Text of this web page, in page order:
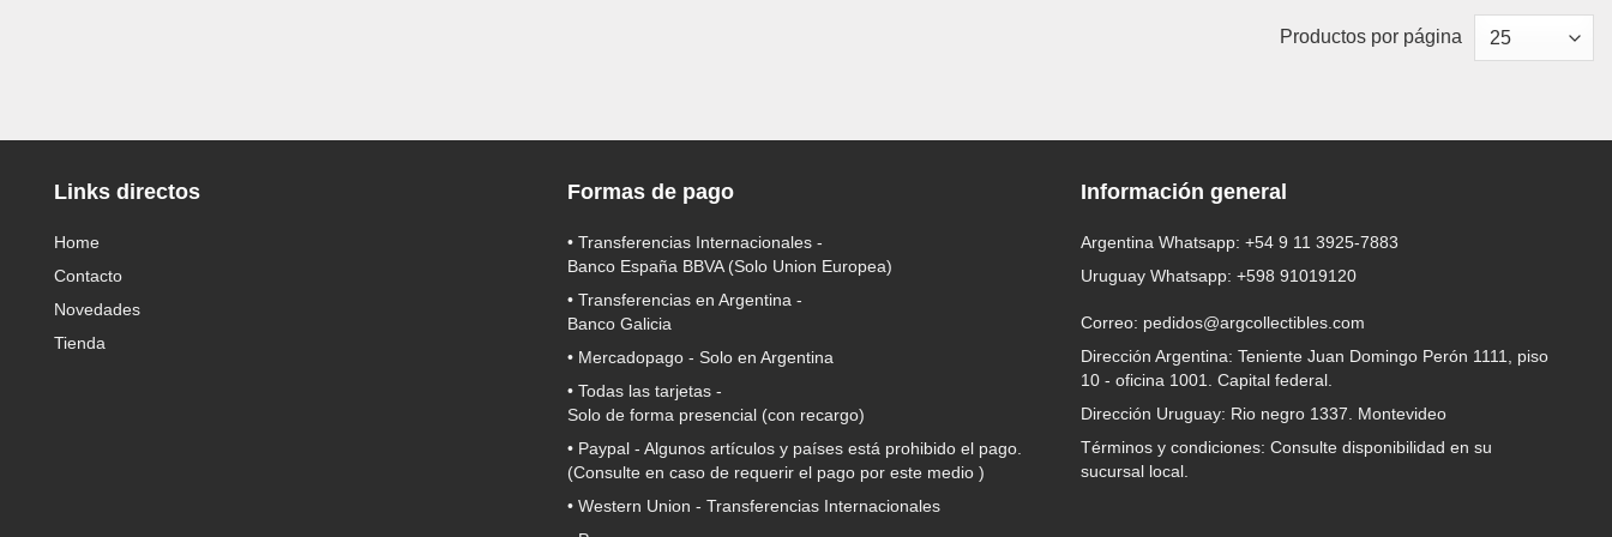
Productos por página
Links directos
Home
Contacto
Novedades
Tienda
Formas de pago
• Transferencias Internacionales -
Banco España BBVA(Solo Union Europea)
• Transferencias en Argentina -
Banco Galicia
• Mercadopago - Solo en Argentina
• Todas las tarjetas -
Solo de forma presencial (con recargo)
• Paypal - Algunos artículos y países está prohibido el pago.
(Consulte en caso de requerir el pago por este medio )
• Western Union - Transferencias Internacionales
Información general
Argentina Whatsapp: +54 9 11 3925-7883
Uruguay Whatsapp: +598 91019120
Correo: pedidos@argcollectibles.com
Dirección Argentina: Teniente Juan Domingo Perón 1111, piso
10 - oficina 1001. Capital federal.
Dirección Uruguay: Rio negro 1337. Montevideo
Términos y condiciones: Consulte disponibilidad en su
sucursal local.